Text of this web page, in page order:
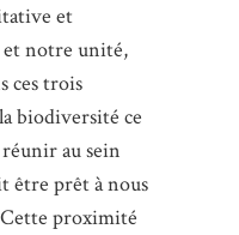
et
notre unité,
ces trois
biodiversité ce
au sein
être prêt à nous
proximité